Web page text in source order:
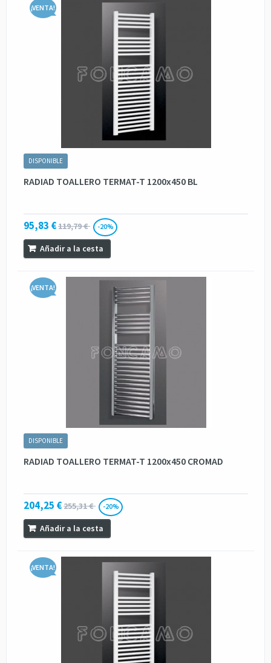
¡VENTA!
DISPONIBLE
RADIAD TOALLERO TERMAT-T 1200x450 BL
95,83 €119,79 € -20%
Añadir a la cesta
¡VENTA!
DISPONIBLE
RADIAD TOALLERO TERMAT-T 1200x450 CROMAD
204,25 €255,31 € -20%
Añadir a la cesta
¡VENTA!